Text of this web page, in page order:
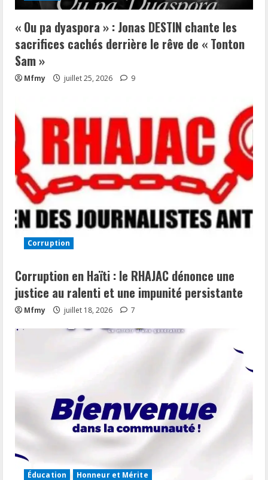
« Ou pa dyaspora » : Jonas DESTIN chante les
sacrifices cachés derrière le rêve de « Tonton
Sam »
Mfmy juillet 25, 2026 9
Corruption
Corruption en Haïti : le RHAJAC dénonce une
justice au ralenti et une impunité persistante
Mfmy juillet 18, 2026 7
Éducation Honneur et Mérite